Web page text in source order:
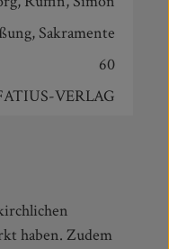
Sakramente
60
VERLAG